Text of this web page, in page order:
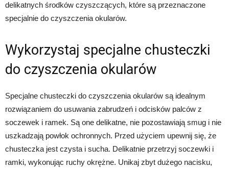
delikatnych środków czyszczących, które są przeznaczone
specjalnie do czyszczenia okularów.
Wykorzystaj specjalne chusteczki
do czyszczenia okularów
Specjalne chusteczki do czyszczenia okularów są idealnym
rozwiązaniem do usuwania zabrudzeń i odcisków palców z
soczewek i ramek. Są one delikatne, nie pozostawiają smug i nie
uszkadzają powłok ochronnych. Przed użyciem upewnij się, że
chusteczka jest czysta i sucha. Delikatnie przetrzyj soczewki i
ramki, wykonując ruchy okrężne. Unikaj zbyt dużego nacisku,